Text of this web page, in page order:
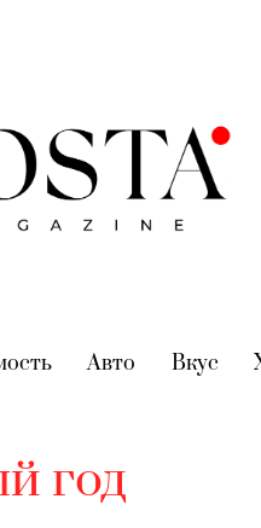
(current)
Авто (current)
Вкус
год